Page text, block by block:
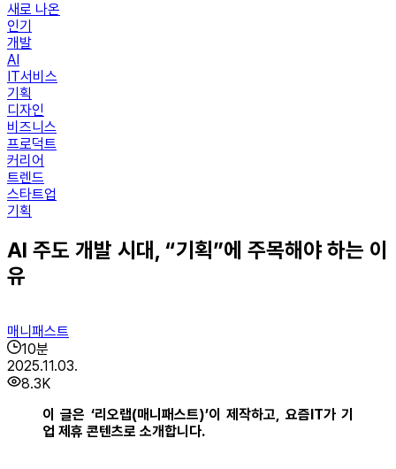
새로 나온
인기
개발
AI
IT서비스
기획
디자인
비즈니스
프로덕트
커리어
트렌드
스타트업
기획
AI 주도 개발 시대, “기획”에 주목해야 하는 이
유
매니패스트
10분
2025.11.03.
8.3K
이 글은 ‘리오랩(매니패스트)’이 제작하고, 요즘IT가 기
업 제휴 콘텐츠로 소개합니다.